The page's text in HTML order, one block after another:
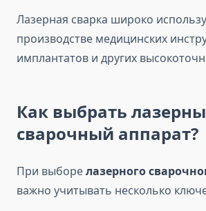
Лазерная сварка широко
производстве медицинских
имплантатов и других
Как выбрать
сварочный аппарат?
При выборелазерного
важно учитывать несколько